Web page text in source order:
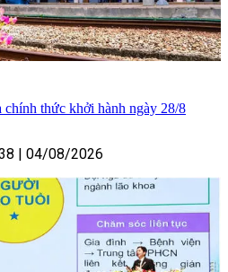
thức khởi hành ngày 28/8
| 04/08/2026